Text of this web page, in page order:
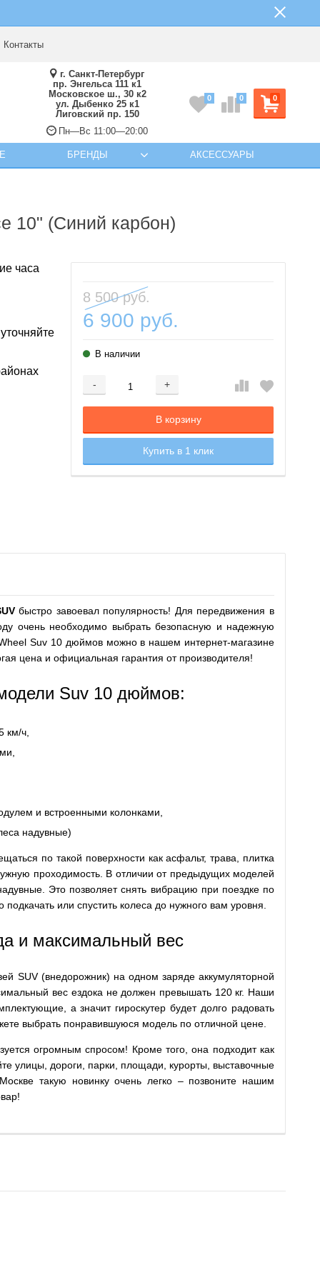
Контакты
г. Санкт-Петербург
пр. Энгельса 111 к1
Московское ш., 30 к2
ул. Дыбенко 25 к1
Лиговский пр. 150
Пн—Вс 11:00—20:00
0
0 0
БРЕНДЫ АКСЕССУАРЫ
10" (Синий карбон)
8 500 руб.
6 900 руб.
В наличии
- +
Добавляется...
В корзину
Добавлен
Купить в 1 клик
часа
быстро завоевал популярность! Для передвижения в
очень необходимо выбрать безопасную и надежную
Suv 10 дюймов можно в нашем интернет-магазине
цена и официальная гарантия от производителя!
Suv 10 дюймов:
км/ч,
и встроенными колонками,
надувные)
по такой поверхности как асфальт, трава, плитка
проходимость. В отличии от предыдущих моделей
Это позволяет снять вибрацию при поездке по
или спустить колеса до нужного вам уровня.
и максимальный вес
SUV (внедорожник) на одном заряде аккумуляторной
вес ездока не должен превышать 120 кг. Наши
а значит гироскутер будет долго радовать
выбрать понравившуюся модель по отличной цене.
огромным спросом! Кроме того, она подходит как
улицы, дороги, парки, площади, курорты, выставочные
такую новинку очень легко – позвоните нашим